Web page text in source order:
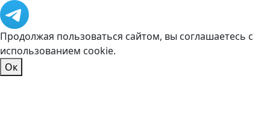
Продолжая пользоваться сайтом, вы соглашаетесь с
использованием cookie.
Ок